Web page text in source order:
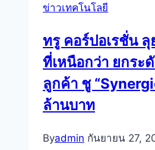
ข่าวเทคโนโลยี
ทรู คอร์ปอเรชั่น ลุ
ที่เหนือกว่า ยกระ
ลูกค้า ชู
ล้านบาท
Byadmin กันยายน 27,